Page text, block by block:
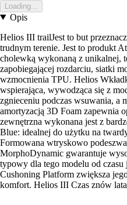
Loading...
Opis
Helios III trailJest to but
trudnym terenie. Jest to produkt
cholewką wykonaną z unikalnej,
zapobiegającej rozdarciu, siatki
wzmocnienia TPU. Helios
wspierająca, wywodząca się z
zgnieceniu podczas wsuwania, a
amortyzacją 3D Foam zapewnia
zewnętrzna wykonana jest z
Blue: idealnej do użytku na
Formowana wtryskowo
MorphoDynamic gwarantuje
typowy dla tego modelu od czasu
Cushoning Platform zwiększa
komfort. Helios III Czas znów